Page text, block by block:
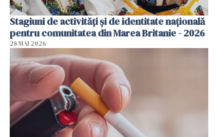
Stagiuni de activități și de identitate națională
pentru comunitatea din Marea Britanie - 2026
28 MAI 2026